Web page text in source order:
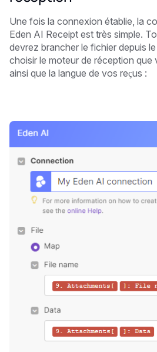
Une fois la connexion établie, la
Eden AI Receipt est très simple.
devrez brancher le fichier depuis
choisir le moteur de réception que
ainsi que la langue de vos reçus :